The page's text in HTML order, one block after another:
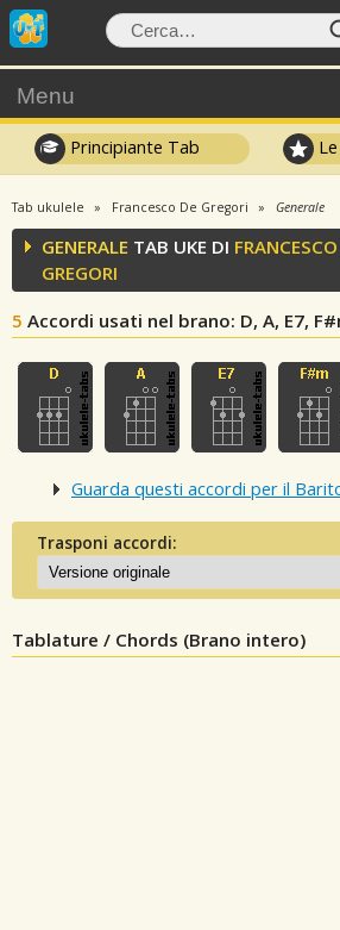
Menu
Principiante Tab
Tab ukulele Francesco De Gregori Generale
GENERALE TAB UKE DI
GREGORI
5 Accordi usati nel brano: D, A, E7,
Guarda questi accordi per il
Trasponi accordi:
Tablature / Chords (Brano intero)